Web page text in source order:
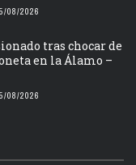
08/2026
tras chocar de
en la Álamo –
08/2026